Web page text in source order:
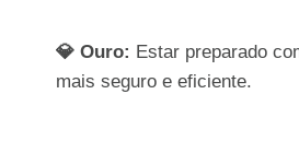
💎 Ouro: Estar preparado
mais seguro e eficiente.